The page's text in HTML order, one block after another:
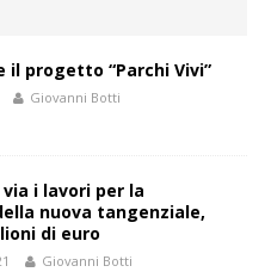
il progetto “Parchi Vivi”
Giovanni Botti
via i lavori per la
nuova tangenziale,
di euro
Giovanni Botti